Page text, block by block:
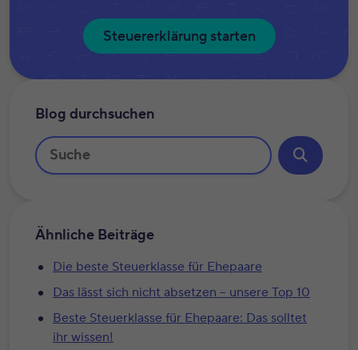
Steuererklärung starten
Blog durchsuchen
Ähnliche Beiträge
Die beste Steuerklasse für Ehepaare
Das lässt sich nicht absetzen – unsere Top 10
Beste Steuerklasse für Ehepaare: Das solltet
ihr wissen!